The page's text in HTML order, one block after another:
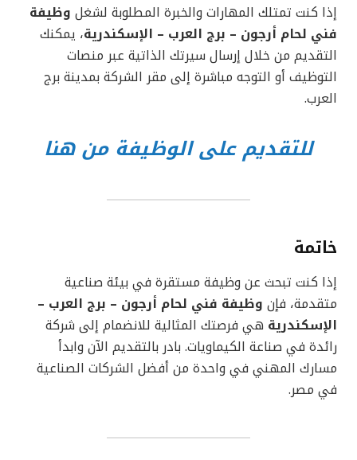
إذا كنت تمتلك المهارات والخبرة المطلوبة لشغل وظيفة
فني لحام أرجون – برج العرب – الإسكندرية، يمكنك
التقديم من خلال إرسال سيرتك الذاتية عبر منصات
التوظيف أو التوجه مباشرة إلى مقر الشركة بمدينة برج
العرب.
للتقديم على الوظيفة من هنا
خاتمة
إذا كنت تبحث عن وظيفة مستقرة في بيئة صناعية
متقدمة، فإن وظيفة فني لحام أرجون – برج العرب –
الإسكندرية هي فرصتك المثالية للانضمام إلى شركة
رائدة في صناعة الكيماويات. بادر بالتقديم الآن وابدأ
مسارك المهني في واحدة من أفضل الشركات الصناعية
في مصر.